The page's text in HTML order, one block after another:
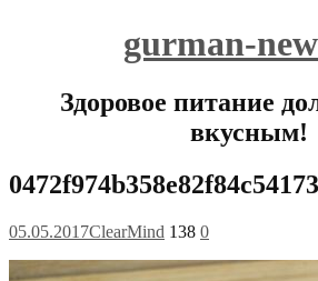
gurman-
Здоровое питание
вкусным!
05.05.2017ClearMind 138 0